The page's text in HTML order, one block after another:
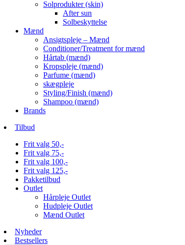
Solprodukter (skin)
After sun
Solbeskyttelse
Mænd
Ansigtspleje – Mænd
Conditioner/Treatment for mænd
Hårtab (mænd)
Kropspleje (mænd)
Parfume (mænd)
skægpleje
Styling/Finish (mænd)
Shampoo (mænd)
Brands
Tilbud
Frit valg 50,-
Frit valg 75,-
Frit valg 100,-
Frit valg 125,-
Pakketilbud
Outlet
Hårpleje Outlet
Hudpleje Outlet
Mænd Outlet
Nyheder
Bestsellers